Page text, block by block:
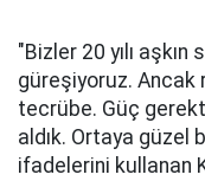
"Bizler 20 yılı
güreşiyoruz.
tecrübe. Güç
aldık. Ortaya güzel
ifadelerini kullanan